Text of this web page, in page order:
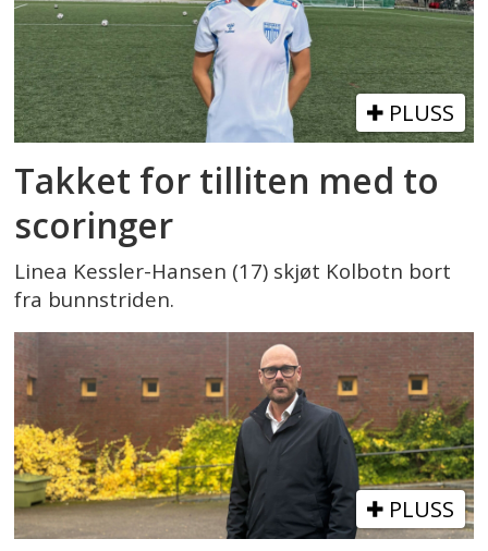
PLUSS
Takket for tilliten med to
scoringer
Linea Kessler-Hansen (17) skjøt Kolbotn bort
fra bunnstriden.
PLUSS